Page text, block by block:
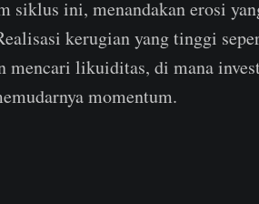
siklus ini, menandakan erosi
kerugian yang tinggi
mencari likuiditas, di mana
momentum.